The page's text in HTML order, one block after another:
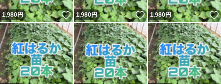
1,980円 いいね！
1,980円 いいね！
1,980円